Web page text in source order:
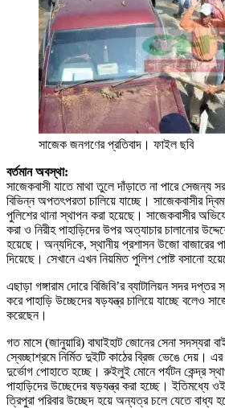
সাজেক জনগণের প্রতিবাদ। ফাইল ছবি
বর্তমান অবস্থা:
সাজেকবাসী যাতে মাথা তুলে দাঁড়াতে না পারে সেজন্য
বিভিন্ন অপতৎপরতা চালিয়ে যাচ্ছে। সাজেকবাসীর
পুলিশের থানা স্থাপন করা হয়েছে। সাজেকবাসীর
করা ও নিরীহ পাহাড়িদের উপর অত্যাচার চালানোর
হয়েছে। অন্যদিকে, স্থানীয় প্রশাসন উজো বাজারের
দিয়েছে। সেখানে এখন নিয়মিত পুলিশ পোষ্ট বসানো
এছাড়া গঙ্গারাম দোরে বিজিবি’র ব্যাটালিয়ন সদর
করে পাহাড়ি উচ্ছেদের ষড়যন্ত্র চালিয়ে যাচ্ছে বলেও
করেছেন।
গত মাসে (জানুয়ারি) বাঘাইহাট জোনের সেনা সদস্যরা
স্বেচ্ছাশ্রমে নির্মিত দুইটি কাঠের ব্রিজ ভেঙে দেয়।
দুর্ভোগ পোহাতে হচ্ছে। রুইলুই মোনে পর্যটন কেন্দ্র
পাহাড়িদের উচ্ছেদের ষড়যন্ত্র করা হচ্ছে। ইতিমধ্যে
ত্রিপুরা পরিবার উচ্ছেদ হয়ে অন্যত্র চলে যেতে বাধ্য